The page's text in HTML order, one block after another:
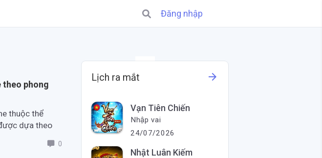
Đăng nhập
theo phong
thuộc thể
dựa theo
& Dragon.
0
Lịch ra mắt arrow_forward
Vạn Tiên Chiến
Nhập vai
24/07/2026
Nhật Luân Kiếm